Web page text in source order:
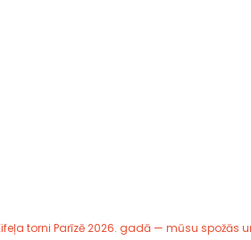
torni Parīzē 2026. gadā — mūsu spožās